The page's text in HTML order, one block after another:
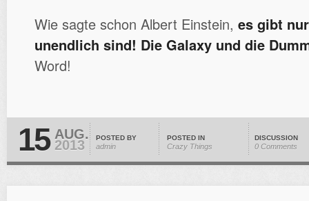
Wie sagte schon Albert Einstein, es gibt
unendlich sind! Die Galaxy und die
Word!
15 AUG.
2013 POSTED BY
admin
POSTED IN
Crazy Things
DISCUSSION
0 Comments